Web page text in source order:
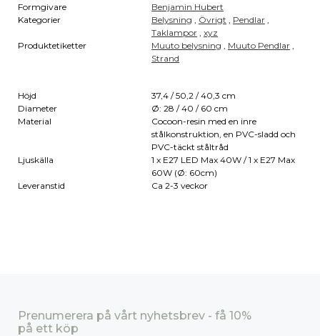
Formgivare
Benjamin Hubert
Kategorier
Belysning Övrigt Pendlar
Taklampor ,xyz
Produktetiketter
Muuto belysning Muuto Pendlar
Strand
Höjd
37,4 / 50,2 / 40,3 cm
Diameter
Ø: 28 / 40 / 60 cm
Material
Cocoon-resin med en inre
stålkonstruktion, en PVC-sladd och
PVC-täckt ståltråd
Ljuskälla
1 x E27 LED Max 40W / 1 x E27 Max
60W (Ø: 60cm)
Leveranstid
Ca 2-3 veckor
Prenumerera på vårt nyhetsbrev - få 10%
på ett köp